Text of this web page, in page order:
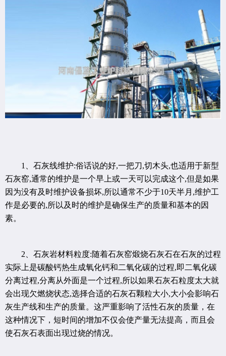
1、石灰线维护:俗话说的好,一把刀,切木头,也适用于新型
石灰窑,通常的维护是一个早上或一天可以完成这个,但是如果
因为没有及时维护设备损坏,所以通常不少于10天半月,维护工
作是必要的,所以及时的维护是确保生产的质量和基本的因
素。
2、石灰岩材料粒度:随着石灰窑煅烧石灰石在石灰的过程
实际上是碳酸钙热生成氧化钙和二氧化碳的过程,即二氧化碳
分离过程,分离从外面是一个过程,所以如果石灰石粒度太大就
会出现欠燃烧状态,选择合适的石灰石颗粒大小,大小会影响石
灰生产线和生产的质量。这严重影响了活性石灰的质量，在
这种情况下，短时间的增加不仅会使产量无法提高，而且会
使石灰石表面出现过烧的情况。